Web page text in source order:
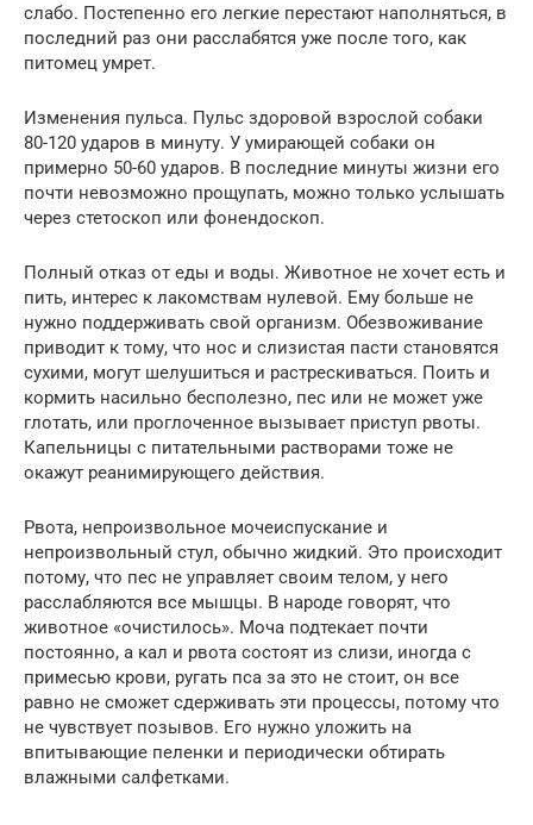
слабо. Постепенно его легкие перестают наполняться, в
последний раз они расслабятся уже после того, как
питомец умрет.
Изменения пульса. Пульс здоровой взрослой собаки
80-120 ударов в минуту. У умирающей собаки он
примерно 50-60 ударов. В последние минуты жизни его
почти невозможно прощупать, можно только услышать
через стетоскоп или фонендоскоп.
Полный отказ от еды и воды. Животное не хочет есть и
пить, интерес к лакомствам нулевой. Ему больше не
нужно поддерживать свой организм. Обезвоживание
приводит к тому, что нос и слизистая пасти становятся
сухими, могут шелушиться и растрескиваться. Поить и
кормить насильно бесполезно, пес или не может уже
глотать, или проглоченное вызывает приступ рвоты.
Капельницы с питательными растворами тоже не
окажут реанимирующего действия.
Рвота, непроизвольное мочеиспускание и
непроизвольный стул, обычно жидкий. Это происходит
потому, что пес не управляет своим телом, у него
расслабляются все мышцы. В народе говорят, что
животное «очистилось». Моча подтекает почти
постоянно, а кал и рвота состоят из слизи, иногда с
примесью крови, ругать пса за это не стоит, он все
равно не сможет сдерживать эти процессы, потому что
не чувствует позывов. Его нужно уложить на
впитывающие пеленки и периодически обтирать
влажными салфетками.